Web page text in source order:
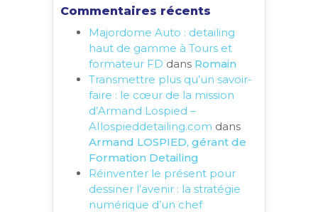
Commentaires récents
Majordome Auto : detailing
haut de gamme à Tours et
formateur FD dans Romain
Transmettre plus qu’un savoir-
faire : le cœur de la mission
d’Armand Lospied –
AIlospieddetailing.com dans
Armand LOSPIED, gérant de
Formation Detailing
Réinventer le présent pour
dessiner l’avenir : la stratégie
numérique d’un chef